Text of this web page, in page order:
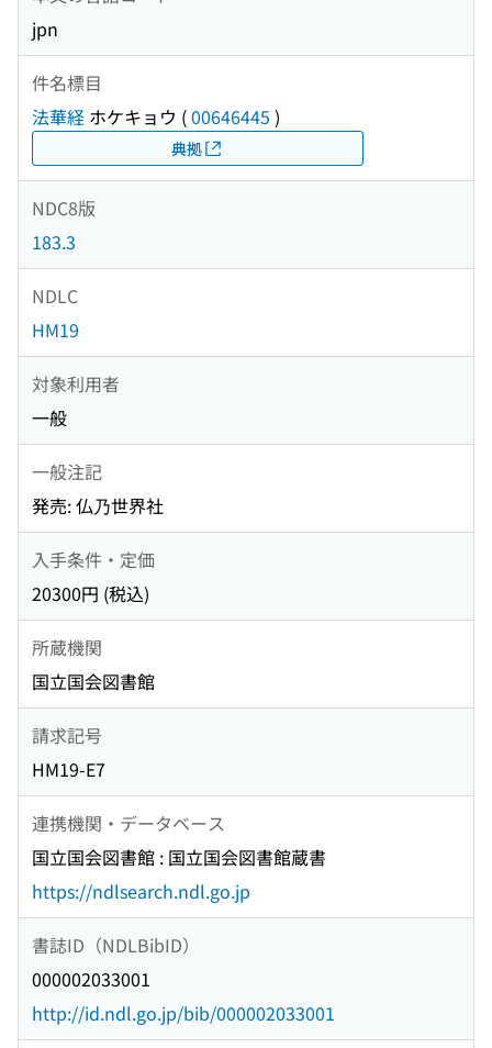
jpn
件名標目
法華経 ホケキョウ (00646445 )
典拠
NDC8版
183.3
NDLC
HM19
対象利用者
一般
一般注記
発売: 仏乃世界社
入手条件・定価
20300円 (税込)
所蔵機関
国立国会図書館
請求記号
HM19-E7
連携機関・データベース
国立国会図書館 : 国立国会図書館蔵書
https://ndlsearch.ndl.go.jp
書誌ID（NDLBibID）
000002033001
http://id.ndl.go.jp/bib/000002033001